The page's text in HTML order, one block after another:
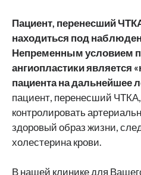
Пациент, перенесший
находиться под
Непременным условием
ангиопластики является
пациента на дальнейшее
пациент, перенесший
контролировать
здоровый образ жизни,
холестерина крови.
В нашей клинике для